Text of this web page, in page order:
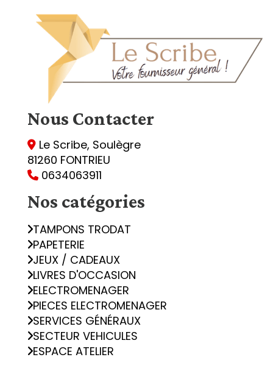
Nous Contacter
 Le Scribe, Soulègre
81260 FONTRIEU
 0634063911
Nos catégories
TAMPONS TRODAT
PAPETERIE
JEUX / CADEAUX
LIVRES D'OCCASION
ELECTROMENAGER
PIECES ELECTROMENAGER
SERVICES GÉNÉRAUX
SECTEUR VEHICULES
ESPACE ATELIER